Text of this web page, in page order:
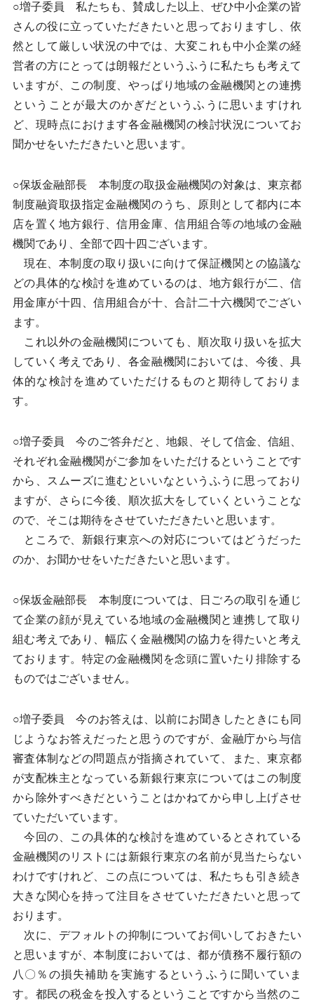
○増子委員 私たちも、賛成した以上、ぜひ中小企業の皆
さんの役に立っていただきたいと思っておりますし、依
然として厳しい状況の中では、大変これも中小企業の経
営者の方にとっては朗報だというふうに私たちも考えて
いますが、この制度、やっぱり地域の金融機関との連携
ということが最大のかぎだというふうに思いますけれ
ど、現時点におけます各金融機関の検討状況についてお
聞かせをいただきたいと思います。
○保坂金融部長 本制度の取扱金融機関の対象は、東京都
制度融資取扱指定金融機関のうち、原則として都内に本
店を置く地方銀行、信用金庫、信用組合等の地域の金融
機関であり、全部で四十四ございます。
現在、本制度の取り扱いに向けて保証機関との協議な
どの具体的な検討を進めているのは、地方銀行が二、信
用金庫が十四、信用組合が十、合計二十六機関でござい
ます。
これ以外の金融機関についても、順次取り扱いを拡大
していく考えであり、各金融機関においては、今後、具
体的な検討を進めていただけるものと期待しておりま
す。
○増子委員 今のご答弁だと、地銀、そして信金、信組、
それぞれ金融機関がご参加をいただけるということです
から、スムーズに進むといいなというふうに思っており
ますが、さらに今後、順次拡大をしていくということな
ので、そこは期待をさせていただきたいと思います。
ところで、新銀行東京への対応についてはどうだった
のか、お聞かせをいただきたいと思います。
○保坂金融部長 本制度については、日ごろの取引を通じ
て企業の顔が見えている地域の金融機関と連携して取り
組む考えであり、幅広く金融機関の協力を得たいと考え
ております。特定の金融機関を念頭に置いたり排除する
ものではございません。
○増子委員 今のお答えは、以前にお聞きしたときにも同
じようなお答えだったと思うのですが、金融庁から与信
審査体制などの問題点が指摘されていて、また、東京都
が支配株主となっている新銀行東京についてはこの制度
から除外すべきだということはかねてから申し上げさせ
ていただいています。
今回の、この具体的な検討を進めているとされている
金融機関のリストには新銀行東京の名前が見当たらない
わけですけれど、この点については、私たちも引き続き
大きな関心を持って注目をさせていただきたいと思って
おります。
次に、デフォルトの抑制についてお伺いしておきたい
と思いますが、本制度においては、都が債務不履行額の
八〇％の損失補助を実施するというふうに聞いていま
す。都民の税金を投入するということですから当然のこ